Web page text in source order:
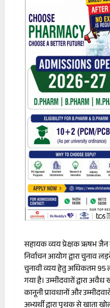
सहायक व्यय प्रेक्षक ऋषभ जैन
निर्वाचन आयोग द्वारा चुनाव
चुनावी व्यय हेतु अधिकतम 95
गया है। उम्मीदवारों द्वारा
कानूनी प्रावधानों और